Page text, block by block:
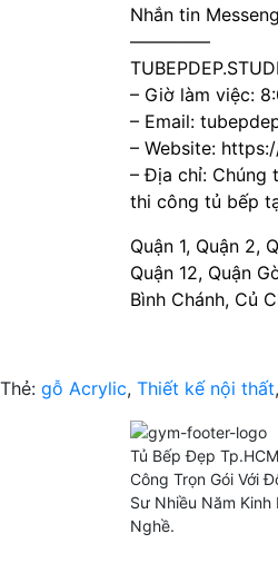
Nhắn tin
————–
– Giờ làm việc:
– Email:
– Website:
– Địa chỉ: Chúng
thi công tủ bếp
Quận 1, Quận 2,
Quận 12, Quận
Bình Chánh, Củ
Thẻ: gỗ Acrylic, Thiết kế nội thất,
Tủ Bếp Đẹp
Công Trọn Gói Với
Sư Nhiều Năm Kinh
Nghề.